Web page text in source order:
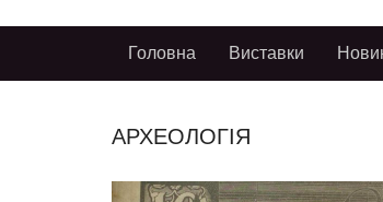
Головна Виставки
АРХЕОЛОГІЯ